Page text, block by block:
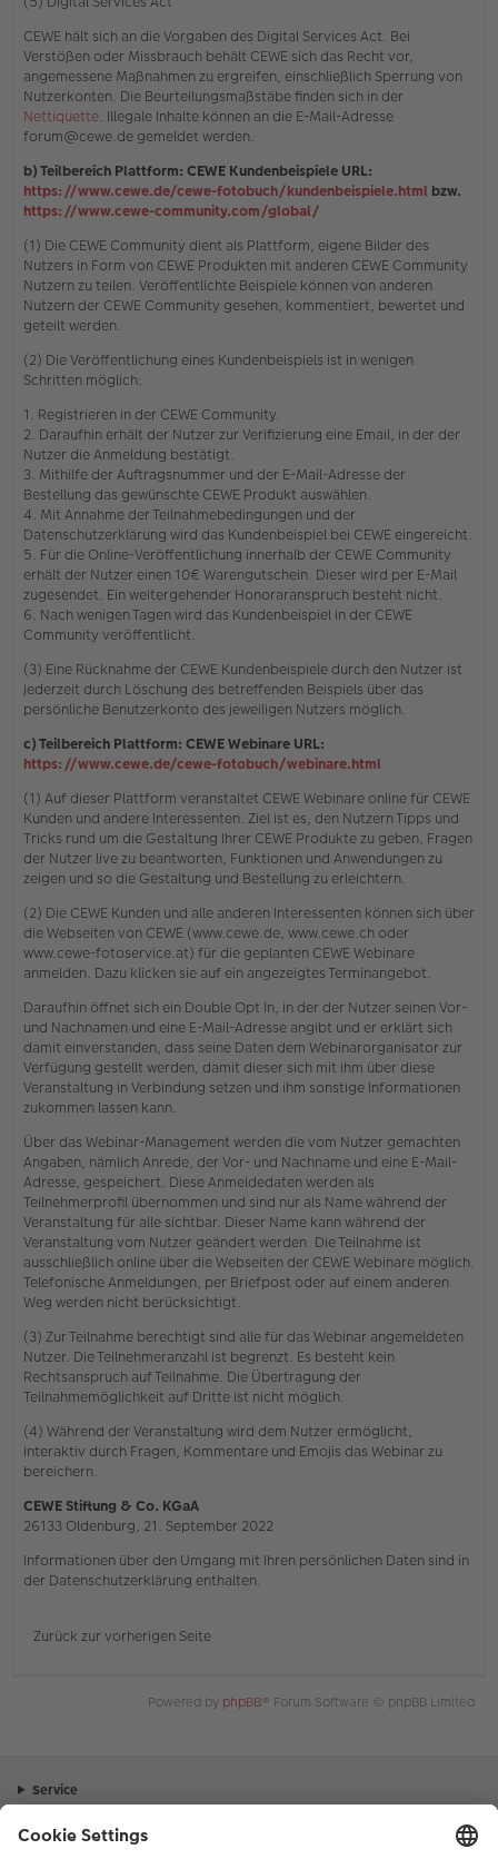
CEWE hält sich an die Vorgaben des Digital Services Act. Bei
Verstößen oder Missbrauch behält CEWE sich das Recht vor,
angemessene Maßnahmen zu ergreifen, einschließlich Sperrung von
Nutzerkonten. Die Beurteilungsmaßstäbe finden sich in der
Nettiquette. Illegale Inhalte können an die E-Mail-Adresse
forum@cewe.de gemeldet werden.
b) Teilbereich Plattform: CEWE Kundenbeispiele URL:
https://www.cewe.de/cewe-fotobuch/kundenbeispiele.html bzw.
https://www.cewe-community.com/global/
(1) Die CEWE Community dient als Plattform, eigene Bilder des
Nutzers in Form von CEWE Produkten mit anderen CEWE Community
Nutzern zu teilen. Veröffentlichte Beispiele können von anderen
Nutzern der CEWE Community gesehen, kommentiert, bewertet und
geteilt werden.
(2) Die Veröffentlichung eines Kundenbeispiels ist in wenigen
Schritten möglich:
1. Registrieren in der CEWE Community.
2. Daraufhin erhält der Nutzer zur Verifizierung eine Email, in der der
Nutzer die Anmeldung bestätigt.
3. Mithilfe der Auftragsnummer und der E-Mail-Adresse der
Bestellung das gewünschte CEWE Produkt auswählen.
4. Mit Annahme der Teilnahmebedingungen und der
Datenschutzerklärung wird das Kundenbeispiel bei CEWE eingereicht.
5. Für die Online-Veröffentlichung innerhalb der CEWE Community
erhält der Nutzer einen 10€ Warengutschein. Dieser wird per E-Mail
zugesendet. Ein weitergehender Honoraranspruch besteht nicht.
6. Nach wenigen Tagen wird das Kundenbeispiel in der CEWE
Community veröffentlicht.
(3) Eine Rücknahme der CEWE Kundenbeispiele durch den Nutzer ist
jederzeit durch Löschung des betreffenden Beispiels über das
persönliche Benutzerkonto des jeweiligen Nutzers möglich.
c) Teilbereich Plattform: CEWE Webinare URL:
https://www.cewe.de/cewe-fotobuch/webinare.html
(1) Auf dieser Plattform veranstaltet CEWE Webinare online für CEWE
Kunden und andere Interessenten. Ziel ist es, den Nutzern Tipps und
Tricks rund um die Gestaltung Ihrer CEWE Produkte zu geben, Fragen
der Nutzer live zu beantworten, Funktionen und Anwendungen zu
zeigen und so die Gestaltung und Bestellung zu erleichtern.
(2) Die CEWE Kunden und alle anderen Interessenten können sich über
die Webseiten von CEWE (www.cewe.de, www.cewe.ch oder
www.cewe-fotoservice.at) für die geplanten CEWE Webinare
anmelden. Dazu klicken sie auf ein angezeigtes Terminangebot.
Daraufhin öffnet sich ein Double Opt In, in der der Nutzer seinen Vor-
und Nachnamen und eine E-Mail-Adresse angibt und er erklärt sich
damit einverstanden, dass seine Daten dem Webinarorganisator zur
Verfügung gestellt werden, damit dieser sich mit ihm über diese
Veranstaltung in Verbindung setzen und ihm sonstige Informationen
zukommen lassen kann.
Über das Webinar-Management werden die vom Nutzer gemachten
Angaben, nämlich Anrede, der Vor- und Nachname und eine E-Mail-
Adresse, gespeichert. Diese Anmeldedaten werden als
Teilnehmerprofil übernommen und sind nur als Name während der
Veranstaltung für alle sichtbar. Dieser Name kann während der
Veranstaltung vom Nutzer geändert werden. Die Teilnahme ist
ausschließlich online über die Webseiten der CEWE Webinare möglich.
Telefonische Anmeldungen, per Briefpost oder auf einem anderen
Weg werden nicht berücksichtigt.
(3) Zur Teilnahme berechtigt sind alle für das Webinar angemeldeten
Nutzer. Die Teilnehmeranzahl ist begrenzt. Es besteht kein
Rechtsanspruch auf Teilnahme. Die Übertragung der
Teilnahmemöglichkeit auf Dritte ist nicht möglich.
(4) Während der Veranstaltung wird dem Nutzer ermöglicht,
interaktiv durch Fragen, Kommentare und Emojis das Webinar zu
bereichern.
CEWE Stiftung & Co. KGaA
26133 Oldenburg, 21. September 2022
Informationen über den Umgang mit Ihren persönlichen Daten sind in
der Datenschutzerklärung enthalten.
Zurück zur vorherigen Seite
Powered by phpBB® Forum Software © phpBB Limited
Service